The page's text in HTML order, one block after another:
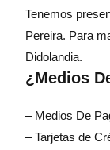
Tenemos
Pereira. Para
Didolandia.
¿Medios
– Medios De
– Tarjetas de